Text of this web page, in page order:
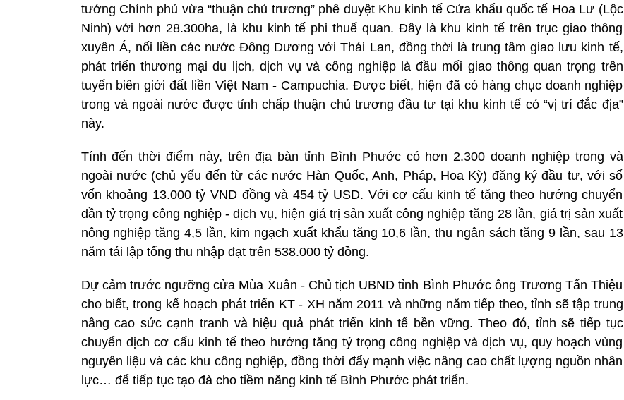
tướng Chính phủ vừa “thuận chủ trương” phê duyệt Khu kinh tế Cửa khẩu quốc tế Hoa Lư (Lộc
Ninh) với hơn 28.300ha, là khu kinh tế phi thuế quan. Đây là khu kinh tế trên trục giao thông
xuyên Á, nối liền các nước Đông Dương với Thái Lan, đồng thời là trung tâm giao lưu kinh tế,
phát triển thương mại du lịch, dịch vụ và công nghiệp là đầu mối giao thông quan trọng trên
tuyến biên giới đất liền Việt Nam - Campuchia. Được biết, hiện đã có hàng chục doanh nghiệp
trong và ngoài nước được tỉnh chấp thuận chủ trương đầu tư tại khu kinh tế có “vị trí đắc địa”
này.
Tính đến thời điểm này, trên địa bàn tỉnh Bình Phước có hơn 2.300 doanh nghiệp trong và
ngoài nước (chủ yếu đến từ các nước Hàn Quốc, Anh, Pháp, Hoa Kỳ) đăng ký đầu tư, với số
vốn khoảng 13.000 tỷ VND đồng và 454 tỷ USD. Với cơ cấu kinh tế tăng theo hướng chuyển
dần tỷ trọng công nghiệp - dịch vụ, hiện giá trị sản xuất công nghiệp tăng 28 lần, giá trị sản xuất
nông nghiệp tăng 4,5 lần, kim ngạch xuất khẩu tăng 10,6 lần, thu ngân sách tăng 9 lần, sau 13
năm tái lập tổng thu nhập đạt trên 538.000 tỷ đồng.
Dự cảm trước ngưỡng cửa Mùa Xuân - Chủ tịch UBND tỉnh Bình Phước ông Trương Tấn Thiệu
cho biết, trong kế hoạch phát triển KT - XH năm 2011 và những năm tiếp theo, tỉnh sẽ tập trung
nâng cao sức cạnh tranh và hiệu quả phát triển kinh tế bền vững. Theo đó, tỉnh sẽ tiếp tục
chuyển dịch cơ cấu kinh tế theo hướng tăng tỷ trọng công nghiệp và dịch vụ, quy hoạch vùng
nguyên liệu và các khu công nghiệp, đồng thời đẩy mạnh việc nâng cao chất lựợng nguồn nhân
lực… để tiếp tục tạo đà cho tiềm năng kinh tế Bình Phước phát triển.